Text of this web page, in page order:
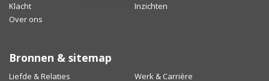
Klacht
Inzichten
Over ons
Bronnen & sitemap
Liefde & Relaties Werk & Carrière